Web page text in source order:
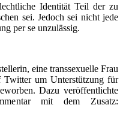
Identität Teil der zu
sei. Jedoch sei nicht jede
per se unzulässig.
eine transsexuelle Frau
um Unterstützung für
Dazu veröffentlichte
mit dem Zusatz: